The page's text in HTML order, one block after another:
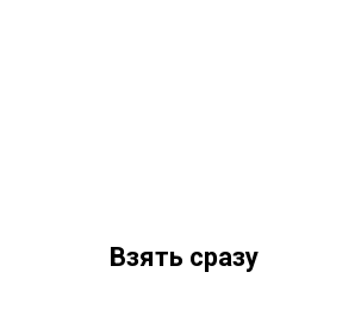
Взять сразу